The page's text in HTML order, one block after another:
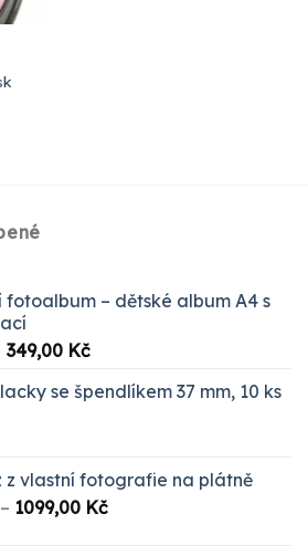
fotoalbum – dětské album A4 s
Původní
byla:
349,00 KčAktuální
je:
se špendlíkem 37 mm, 10 ks
z vlastní fotografie na plátně
– 1099,00 KčRozpětí